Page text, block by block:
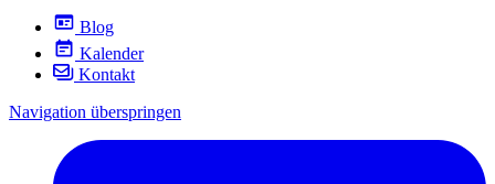
Blog
Kalender
Kontakt
Navigation überspringen